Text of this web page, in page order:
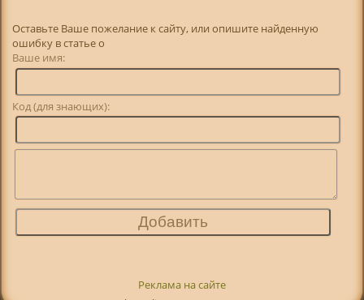
Оставьте Ваше пожелание к сайту, или опишите найденную
ошибку в статье о
Ваше имя:
Код (для знающих):
Реклама на сайте